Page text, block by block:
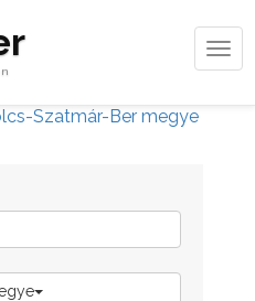
Szatmár-Ber megye